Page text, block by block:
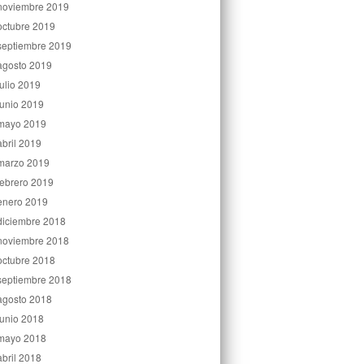
2019
2019
2019
2019
2019
2019
2019
2019
2019
2019
2019
2018
2018
2018
2018
2018
2018
2018
2018